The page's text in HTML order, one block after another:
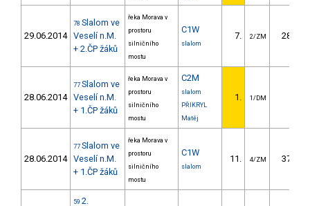
29.06.2014
78 Slalom ve
Veselí n.M.
+ 2.ČP žáků
řeka Morava v
prostoru
silničního
mostu
C1W
slalom
7. 2/ZM 28.96
28.06.2014
77 Slalom ve
Veselí n.M.
+ 1.ČP žáků
řeka Morava v
prostoru
silničního
mostu
C2M
slalom
PŘIKRYL
Matěj
1. 1/DM
28.06.2014
77 Slalom ve
Veselí n.M.
+ 1.ČP žáků
řeka Morava v
prostoru
silničního
mostu
C1W
slalom
11. 4/ZM 37.78
59 2.